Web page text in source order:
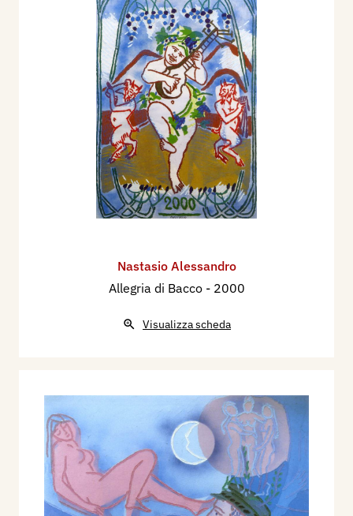
Nastasio Alessandro
Allegria di Bacco - 2000
Visualizza scheda